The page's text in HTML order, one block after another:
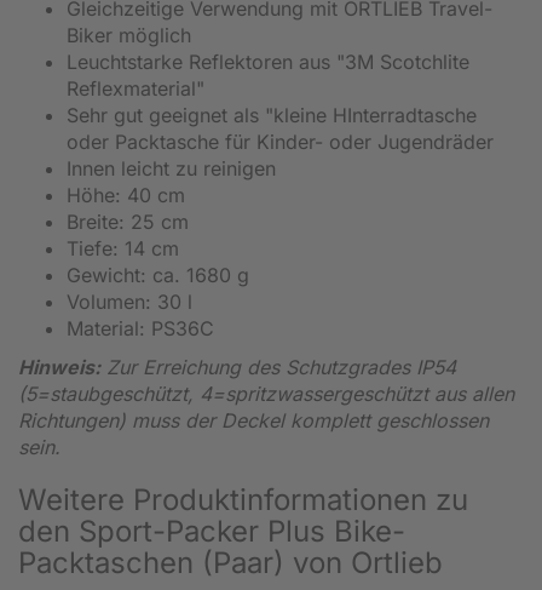
Gleichzeitige Verwendung mit ORTLIEB Travel-
Biker möglich
Leuchtstarke Reflektoren aus "3M Scotchlite
Reflexmaterial"
Sehr gut geeignet als "kleine HInterradtasche
oder Packtasche für Kinder- oder Jugendräder
Innen leicht zu reinigen
Höhe: 40 cm
Breite: 25 cm
Tiefe: 14 cm
Gewicht: ca. 1680 g
Volumen: 30 l
Material: PS36C
Hinweis:Zur Erreichung des Schutzgrades IP54
(5=staubgeschützt, 4=spritzwassergeschützt aus allen
Richtungen) muss der Deckel komplett geschlossen
sein.
Weitere Produktinformationen zu
den Sport-Packer Plus Bike-
Packtaschen (Paar) von Ortlieb